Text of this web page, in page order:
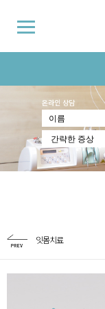
온라인 상담
잇몸치료